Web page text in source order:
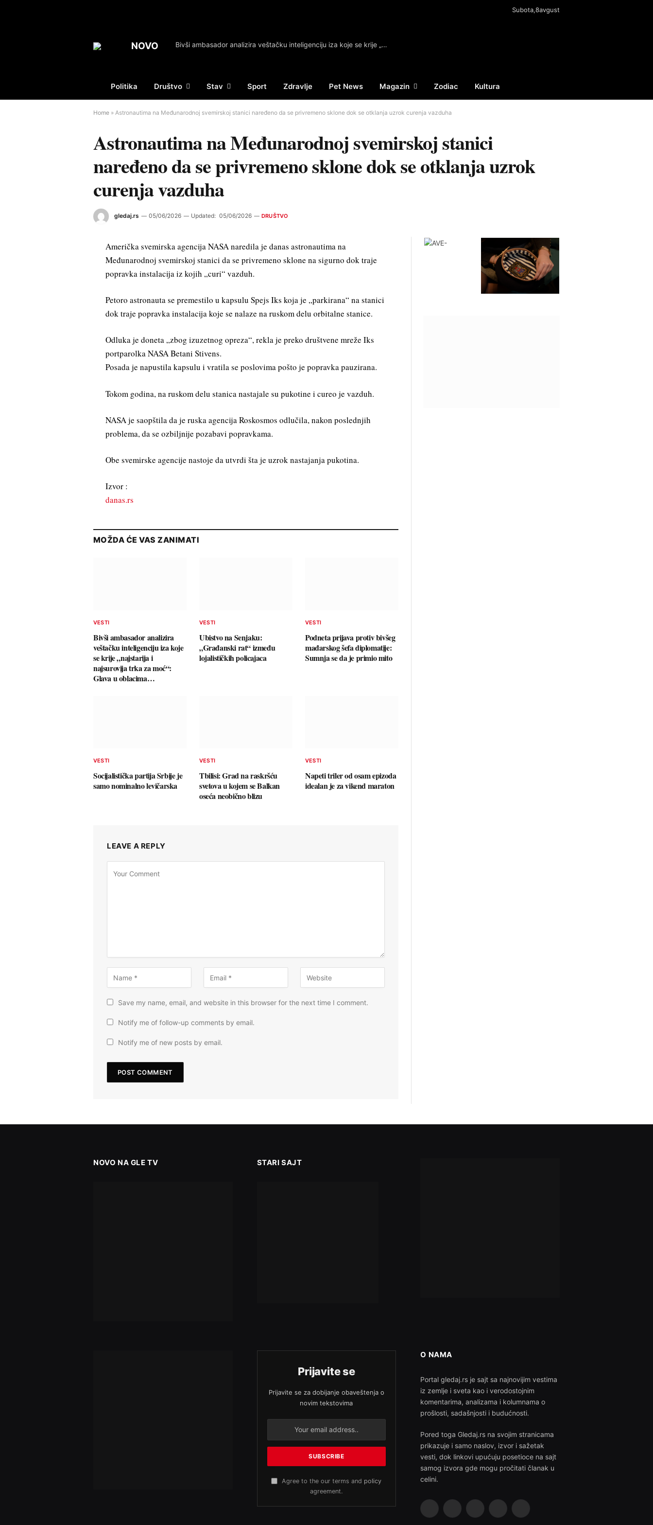
Subota,8avgust
NOVO Bivši ambasador analizira veštačku inteligenciju iza koje se krije „najstarija i najsurovija trka za moć“: Glava u oblacima…
Politika Društvo Stav Sport Zdravlje Pet News Magazin Zodiac Kultura
(Twitter)
Home » Astronautima na Međunarodnoj svemirskoj stanici naređeno da se privremeno sklone dok se otklanja uzrok curenja vazduha
Astronautima na Međunarodnoj svemirskoj stanici
naređeno da se privremeno sklone dok se otklanja uzrok
curenja vazduha
gledaj.rs 05/06/2026 Updated: 05/06/2026 DRUŠTVO
Američka svemirska agencija NASA naredila je danas astronautima na
Međunarodnoj svemirskoj stanici da se privremeno sklone na sigurno dok traje
popravka instalacija iz kojih „curi“ vazduh.
Petoro astronauta se premestilo u kapsulu Spejs Iks koja je „parkirana“ na stanici
dok traje popravka instalacija koje se nalaze na ruskom delu orbitalne stanice.
Odluka je doneta „zbog izuzetnog opreza“, rekla je preko društvene mreže Iks
portparolka NASA Betani Stivens.
Posada je napustila kapsulu i vratila se poslovima pošto je popravka pauzirana.
Tokom godina, na ruskom delu stanica nastajale su pukotine i cureo je vazduh.
NASA je saopštila da je ruska agencija Roskosmos odlučila, nakon poslednjih
problema, da se ozbiljnije pozabavi popravkama.
Obe svemirske agencije nastoje da utvrdi šta je uzrok nastajanja pukotina.
Izvor :
danas.rs
MOŽDA ĆE VAS ZANIMATI
VESTI
Bivši ambasador analizira
veštačku inteligenciju iza koje
se krije „najstarija i
najsurovija trka za moć“:
Glava u oblacima…
VESTI
Ubistvo na Senjaku:
„Građanski rat“ između
lojalističkih policajaca
VESTI
Podneta prijava protiv bivšeg
mađarskog šefa diplomatije:
Sumnja se da je primio mito
VESTI
Socijalistička partija Srbije je
samo nominalno levičarska
VESTI
Tbilisi: Grad na raskršću
svetova u kojem se Balkan
oseća neobično blizu
VESTI
Napeti triler od osam epizoda
idealan je za vikend maraton
LEAVE A REPLY
Save my name, email, and website in this browser for the next time I comment.
Notify me of follow-up comments by email.
Notify me of new posts by email.
NOVO NA GLE TV STARI SAJT
Prijavite se
Prijavite se za dobijanje obaveštenja o
novim tekstovima
Agree to the our terms and policy
agreement.
O NAMA
Portal gledaj.rs je sajt sa najnovijim vestima
iz zemlje i sveta kao i verodostojnim
komentarima, analizama i kolumnama o
prošlosti, sadašnjosti i budućnosti.
Pored toga Gledaj.rs na svojim stranicama
prikazuje i samo naslov, izvor i sažetak
vesti, dok linkovi upućuju posetioce na sajt
samog izvora gde mogu pročitati članak u
celini.
Facebook InstagramPinterest YouTube